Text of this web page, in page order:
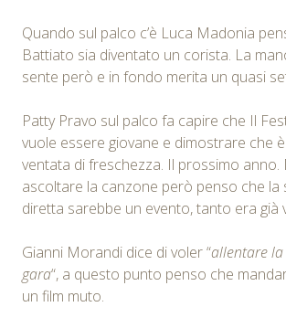
Quando sul palco c’è Luca Madonia
Battiato sia diventato un corista. La
sente però e in fondo merita un quasi
Patty Pravo sul palco fa capire che Il
vuole essere giovane e dimostrare che
ventata di freschezza. Il prossimo anno.
ascoltare la canzone però penso che la
diretta sarebbe un evento, tanto era già
Gianni Morandi dice di voler “allentare
gara“, a questo punto penso che
un film muto.